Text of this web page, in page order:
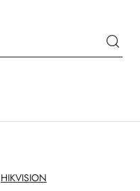
NAZWA
PRODUCENTA:
HIKVISION